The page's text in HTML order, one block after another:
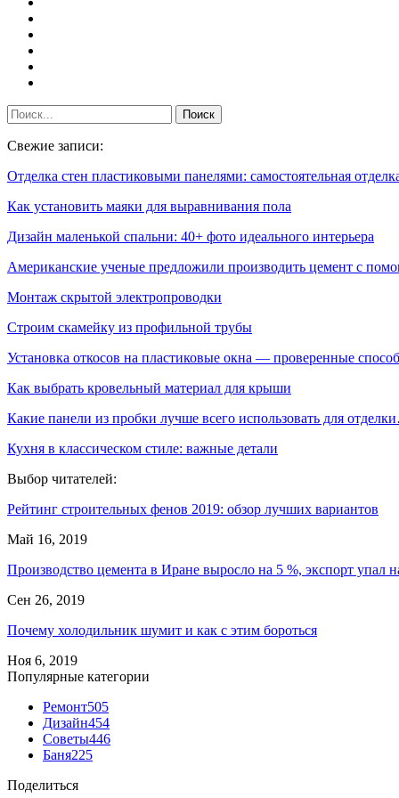
Свежие записи:
Отделка стен пластиковыми панелями: самостоятельная
Как установить маяки для выравнивания пола
Дизайн маленькой спальни: 40+ фото идеального интерьера
Американские ученые предложили производить цемент с
Монтаж скрытой электропроводки
Строим скамейку из профильной трубы
Установка откосов на пластиковые окна — проверенные
Как выбрать кровельный материал для крыши
Какие панели из пробки лучше всего использовать для
Кухня в классическом стиле: важные детали
Выбор читателей:
Рейтинг строительных фенов 2019: обзор лучших вариантов
Май 16, 2019
Производство цемента в Иране выросло на 5 %, экспорт упал
Сен 26, 2019
Почему холодильник шумит и как с этим бороться
Ноя 6, 2019
Популярные категории
Ремонт505
Дизайн454
Советы446
Баня225
Поделиться